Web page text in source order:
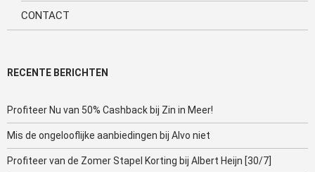
CONTACT
RECENTE BERICHTEN
Profiteer Nu van 50% Cashback bij Zin in Meer!
Mis de ongelooflijke aanbiedingen bij Alvo niet
Profiteer van de Zomer Stapel Korting bij Albert Heijn [30/7]